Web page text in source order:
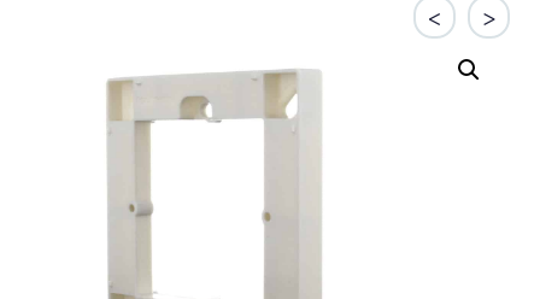
< >